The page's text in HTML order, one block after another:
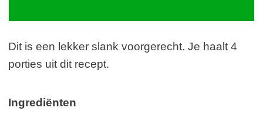
Dit is een lekker slank voorgerecht. Je haalt 4
porties uit dit recept.
Ingrediënten